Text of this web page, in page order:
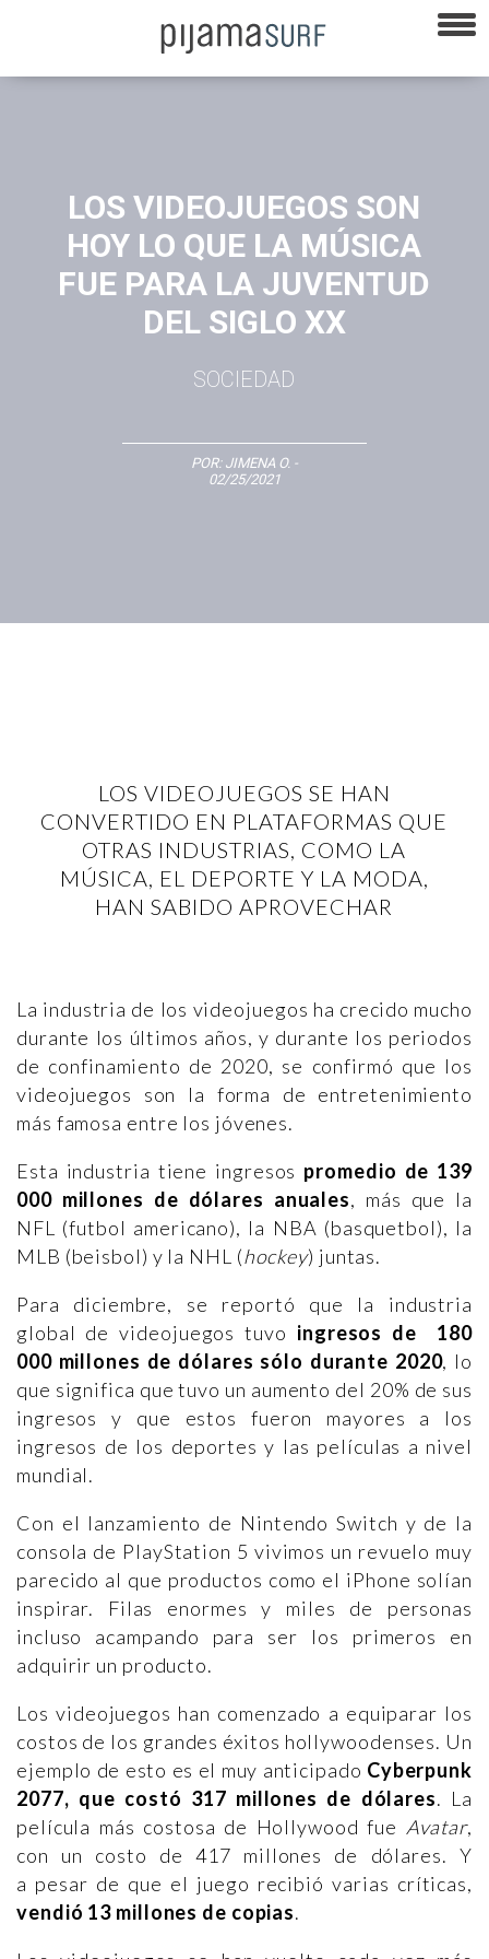
LOS VIDEOJUEGOS SON
HOY LO QUE LA MÚSICA
FUE PARA LA JUVENTUD
DEL SIGLO XX
SOCIEDAD
POR: JIMENA O. -
02/25/2021
LOS VIDEOJUEGOS SE HAN
CONVERTIDO EN PLATAFORMAS QUE
OTRAS INDUSTRIAS, COMO LA
MÚSICA, EL DEPORTE Y LA MODA,
HAN SABIDO APROVECHAR
La industria de los videojuegos ha crecido mucho
durante los últimos años, y durante los periodos
de confinamiento de 2020, se confirmó que los
videojuegos son la forma de entretenimiento
más famosa entre los jóvenes.
Esta industria tiene ingresos promedio de 139
000 millones de dólares anuales, más que la
NFL (futbol americano), la NBA (basquetbol), la
MLB (beisbol) y la NHL (hockey) juntas.
Para diciembre, se reportó que la industria
global de videojuegos tuvo ingresos de 180
000 millones de dólares sólo durante 2020, lo
que significa que tuvo un aumento del 20% de sus
ingresos y que estos fueron mayores a los
ingresos de los deportes y las películas a nivel
mundial.
Con el lanzamiento de Nintendo Switch y de la
consola de PlayStation 5 vivimos un revuelo muy
parecido al que productos como el iPhone solían
inspirar. Filas enormes y miles de personas
incluso acampando para ser los primeros en
adquirir un producto.
Los videojuegos han comenzado a equiparar los
costos de los grandes éxitos hollywoodenses. Un
ejemplo de esto es el muy anticipado Cyberpunk
2077, que costó 317 millones de dólares. La
película más costosa de Hollywood fue Avatar,
con un costo de 417 millones de dólares. Y
a pesar de que el juego recibió varias críticas,
vendió 13 millones de copias.